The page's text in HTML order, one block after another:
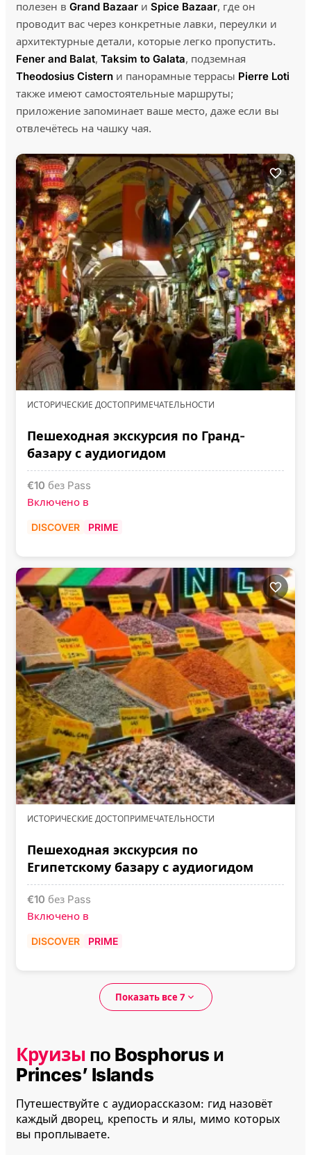
полезен в Grand Bazaar и Spice Bazaar, где он
проводит вас через конкретные лавки, переулки и
архитектурные детали, которые легко пропустить.
Fener and Balat, Taksim to Galata, подземная
Theodosius Cistern и панорамные террасы Pierre Loti
также имеют самостоятельные маршруты;
приложение запоминает ваше место, даже если вы
отвлечётесь на чашку чая.
ИСТОРИЧЕСКИЕ ДОСТОПРИМЕЧАТЕЛЬНОСТИ
Пешеходная экскурсия по Гранд-
базару с аудиогидом
€10 без Pass
Включено в
DISCOVER PRIME
ИСТОРИЧЕСКИЕ ДОСТОПРИМЕЧАТЕЛЬНОСТИ
Пешеходная экскурсия по
Египетскому базару с аудиогидом
€10 без Pass
Включено в
DISCOVER PRIME
Показать все 7
Круизы по Bosphorus и
Princes’ Islands
Путешествуйте с аудиорассказом: гид назовёт
каждый дворец, крепость и ялы, мимо которых
вы проплываете.